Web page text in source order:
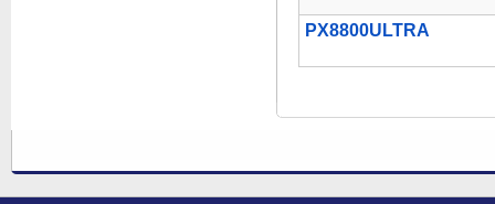
PX8800ULTRA